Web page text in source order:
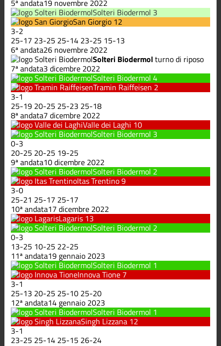
5ª andata19 novembre 2022
Solteri Biodermol 3
San Giorgio 12
3-2
25-17 23-25 25-14 23-25 15-13
6ª andata26 novembre 2022
Solteri Biodermolturno di riposo
7ª andata3 dicembre 2022
Solteri Biodermol 4
Tramin Raiffeisen 2
3-1
25-19 20-25 25-23 25-18
8ª andata7 dicembre 2022
Valle dei Laghi 10
Solteri Biodermol 3
0-3
20-25 20-25 19-25
9ª andata10 dicembre 2022
Solteri Biodermol 2
Itas Trentino9
3-0
25-21 25-17 25-17
10ª andata17 dicembre 2022
Lagaris 13
Solteri Biodermol 2
0-3
13-25 10-25 22-25
11ª andata19 gennaio 2023
Solteri Biodermol 1
Innova Tione 7
3-1
25-13 20-25 25-10 25-20
12ª andata14 gennaio 2023
Solteri Biodermol 1
Singh Lizzana 12
3-1
23-25 25-14 25-15 26-24